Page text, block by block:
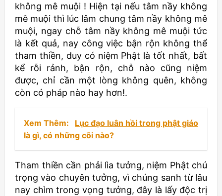
không mê muội ! Hiện tại nếu tâm nầy không
mê muội thì lúc lâm chung tâm nầy không mê
muội, ngay chỗ tâm nầy không mê muội tức
là kết quả, nay công việc bận rộn không thể
tham thiền, duy có niệm Phật là tốt nhất, bất
kể rỗi rảnh, bận rộn, chỗ nào cũng niệm
được, chỉ cần một lòng không quên, không
còn có pháp nào hay hơn!.
Xem Thêm:
Lục đạo luân hồi trong phật giáo
là gì, có những cõi nào?
Tham thiền cần phải lìa tưởng, niệm Phật chú
trọng vào chuyên tưởng, vì chúng sanh từ lâu
nay chìm trong vọng tưởng, đây là lấy độc trị